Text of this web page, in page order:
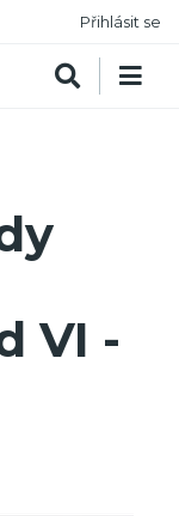
Přihlásit se
VI -